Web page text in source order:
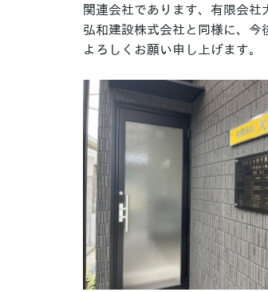
関連会社であります、有限会社
弘和建設株式会社と同様に、今
よろしくお願い申し上げます。